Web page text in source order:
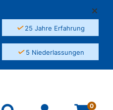
✓25 Jahre Erfahrung
✓5 Niederlassungen
0